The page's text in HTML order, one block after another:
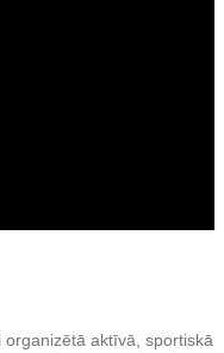
aktīvā, sportiskā